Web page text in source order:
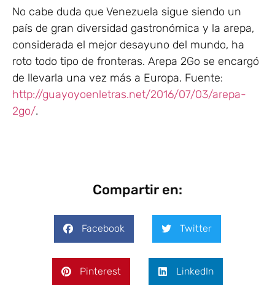
No cabe duda que Venezuela sigue siendo un
país de gran diversidad gastronómica y la arepa,
considerada el mejor desayuno del mundo, ha
roto todo tipo de fronteras. Arepa 2Go se encargó
de llevarla una vez más a Europa. Fuente:
http://guayoyoenletras.net/2016/07/03/arepa-
2go/.
Compartir en:
Facebook Twitter
Pinterest LinkedIn